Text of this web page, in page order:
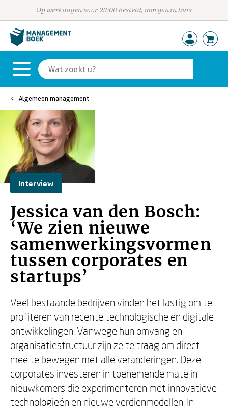
Op werkdagen voor 23:00 besteld, morgen in huis
Algemeen management
Interview
Jessica van den Bosch:
‘We zien nieuwe
samenwerkingsvormen
tussen corporates en
startups’
Veel bestaande bedrijven vinden het lastig om te
profiteren van recente technologische en digitale
ontwikkelingen. Vanwege hun omvang en
organisatiestructuur zijn ze te traag om direct
mee te bewegen met alle veranderingen. Deze
corporates investeren in toenemende mate in
nieuwkomers die experimenteren met innovatieve
technologieën en nieuwe verdienmodellen. In